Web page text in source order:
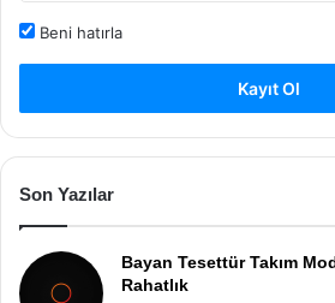
Beni hatırla
Kayıt Ol
Son Yazılar
Bayan Tesettür Takım
Rahatlık